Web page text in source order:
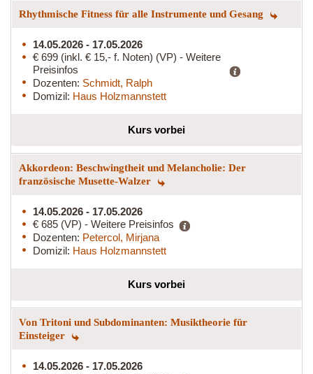
Rhythmische Fitness für alle Instrumente und Gesang
14.05.2026 - 17.05.2026
€ 699 (inkl. € 15,- f. Noten) (VP) - Weitere
Preisinfos
Dozenten: Schmidt, Ralph
Domizil: Haus Holzmannstett
Kurs vorbei
Akkordeon: Beschwingtheit und Melancholie: Der
französische Musette-Walzer
14.05.2026 - 17.05.2026
€ 685 (VP) - Weitere Preisinfos
Dozenten: Petercol, Mirjana
Domizil: Haus Holzmannstett
Kurs vorbei
Von Tritoni und Subdominanten: Musiktheorie für
Einsteiger
14.05.2026 - 17.05.2026